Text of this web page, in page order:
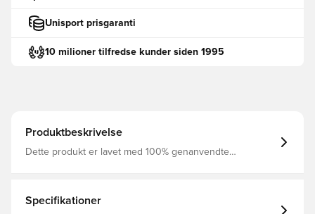
Unisport prisgaranti
10 milioner tilfredse kunder siden 1995
Produktbeskrivelse
Dette produkt er lavet med 100% genanvendte
tommelfingrene, hvilket giver et tæt fit ved bevægelse og
en model der holder sin form Regular fit Fremstillet i
Specifikationer